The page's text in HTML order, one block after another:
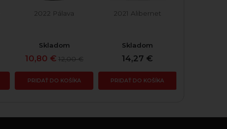
2022 Pálava
Skladom
10,80 € 12,00 €
PRIDAŤ DO KOŠÍKA
2021 Alibernet
Skladom
14,27 €
PRIDAŤ DO KOŠÍKA